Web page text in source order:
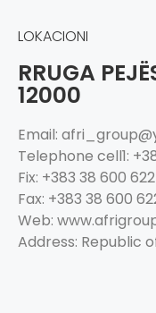
LOKACIONI
RRUGA
12000
Email:
Telephone cell1:
Fix: +383 38 600 622
Fax: +383 38 600
Web:
Address: Republic